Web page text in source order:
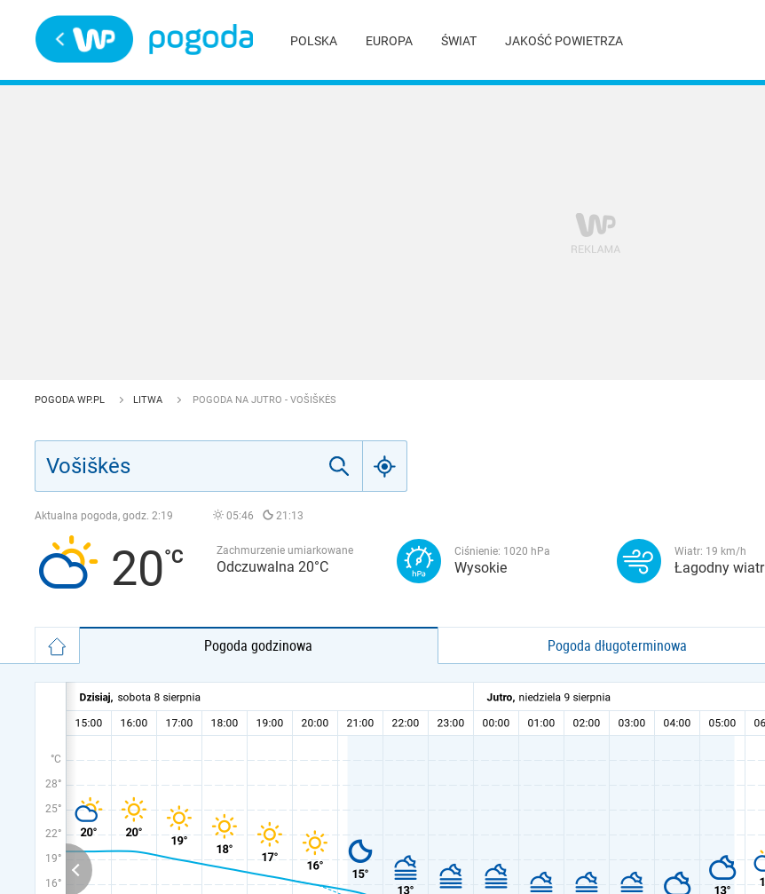
POLSKA EUROPA ŚWIAT JAKOŚĆ POWIETRZA
POGODA WP.PL LITWA POGODA NA JUTRO - VOŠIŠKĖS
Aktualna pogoda, godz. 2:19 05:46 21:13
20 Zachmurzenie umiarkowane
Odczuwalna 20°C
Ciśnienie: 1020 hPa
Wysokie
Wiatr: 19 km/h
Łagodny wiatr
Pogoda godzinowa Pogoda długoterminowa
°C
28°
25°
22°
19°
16°